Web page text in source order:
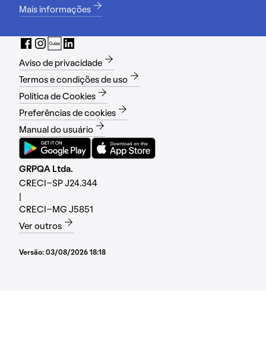
Mais informações
Aviso de privacidade
Termos e condições de uso
Política de Cookies
Preferências de cookies
Manual do usuário
GRPQA Ltda.
CRECI-SP J24.344
CRECI-MG J5851
Ver outros
Versão: 03/08/2026 18:18